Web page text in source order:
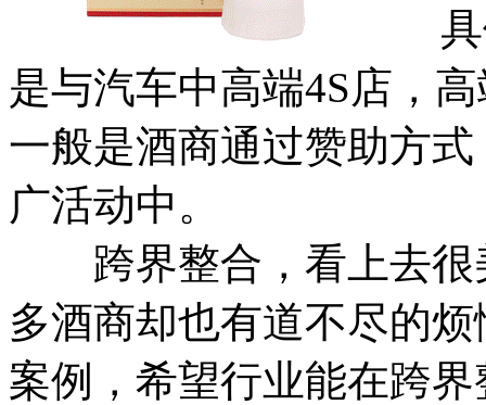
具体
是与汽车中高端4S店，
一般是酒商通过赞助方
广活动中。
跨界整合，看上去很
多酒商却也有道不尽的
案例，希望行业能在跨